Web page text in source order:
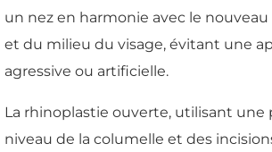
un nez en harmonie avec le
et du milieu du visage, évitant une
agressive ou artificielle.
La rhinoplastie ouverte, utilisant une
niveau de la columelle et des